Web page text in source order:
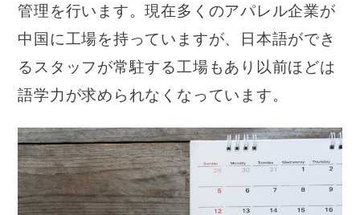
管理を行います。現在多くのアパレル企業が
中国に工場を持っていますが、日本語ができ
るスタッフが常駐する工場もあり以前ほどは
語学力が求められなくなっています。